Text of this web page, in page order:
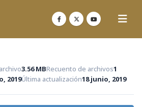
3.56 MBRecuento de archivos1
2019Última actualización18 junio, 2019